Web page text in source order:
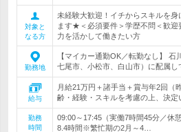
対象と
なる方
未経験大歓迎！イチからスキルを身
ます★＜必須要件＞学歴不問＜歓迎
力を活かして働きたい方
勤務地
【マイカー通勤OK／転勤なし】 石
七尾市、小松市、白山市）に配属し
給与
月給21万円＋諸手当＋賞与年2回
齢・経験・スキルを考慮の上、決
勤務
時間
09:00～17:45（実働7時間45分／休
8.4時間※繁忙期の2月～4…